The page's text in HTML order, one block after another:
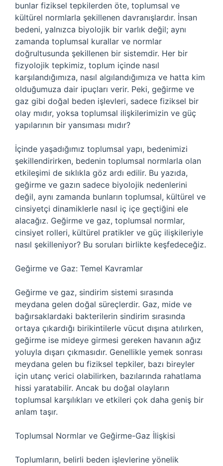
bunlar fiziksel tepkilerden öte, toplumsal ve
kültürel normlarla şekillenen davranışlardır. İnsan
bedeni, yalnızca biyolojik bir varlık değil; aynı
zamanda toplumsal kurallar ve normlar
doğrultusunda şekillenen bir sistemdir. Her bir
fizyolojik tepkimiz, toplum içinde nasıl
karşılandığımıza, nasıl algılandığımıza ve hatta kim
olduğumuza dair ipuçları verir. Peki, geğirme ve
gaz gibi doğal beden işlevleri, sadece fiziksel bir
olay mıdır, yoksa toplumsal ilişkilerimizin ve güç
yapılarının bir yansıması mıdır?
İçinde yaşadığımız toplumsal yapı, bedenimizi
şekillendirirken, bedenin toplumsal normlarla olan
etkileşimi de sıklıkla göz ardı edilir. Bu yazıda,
geğirme ve gazın sadece biyolojik nedenlerini
değil, aynı zamanda bunların toplumsal, kültürel ve
cinsiyetçi dinamiklerle nasıl iç içe geçtiğini ele
alacağız. Geğirme ve gaz, toplumsal normlar,
cinsiyet rolleri, kültürel pratikler ve güç ilişkileriyle
nasıl şekilleniyor? Bu soruları birlikte keşfedeceğiz.
Geğirme ve Gaz: Temel Kavramlar
Geğirme ve gaz, sindirim sistemi sırasında
meydana gelen doğal süreçlerdir. Gaz, mide ve
bağırsaklardaki bakterilerin sindirim sırasında
ortaya çıkardığı birikintilerle vücut dışına atılırken,
geğirme ise mideye girmesi gereken havanın ağız
yoluyla dışarı çıkmasıdır. Genellikle yemek sonrası
meydana gelen bu fiziksel tepkiler, bazı bireyler
için utanç verici olabilirken, bazılarında rahatlama
hissi yaratabilir. Ancak bu doğal olayların
toplumsal karşılıkları ve etkileri çok daha geniş bir
anlam taşır.
Toplumsal Normlar ve Geğirme-Gaz İlişkisi
Toplumların, belirli beden işlevlerine yönelik